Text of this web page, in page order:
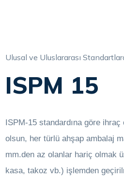
Ulusal ve Uluslararası
ISPM 15
ISPM-15 standardına göre
olsun, her türlü ahşap ambalaj
mm.den az olanlar hariç olmak
kasa, takoz vb.) işlemden